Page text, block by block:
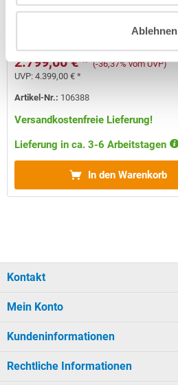
Ablehnen
2.799,00 € * (-36,37% vom UVP)
UVP:4.399,00 € *
Artikel-Nr.: 106388
Versandkostenfreie Lieferung!
Lieferung in ca. 3-6 Arbeitstagen
In den Warenkorb
Kontakt
Mein Konto
Kundeninformationen
Rechtliche Informationen